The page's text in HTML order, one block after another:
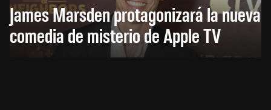
James Marsden protagonizará la nueva
comedia de misterio de Apple TV